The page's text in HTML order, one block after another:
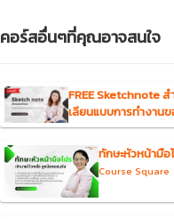
คอร์สอื่นๆที่คุณอาจสนใจ
FREE Sketchnote
เลียนแบบการทำงาน
ทักษะหัวหน้ามือ
Course Square